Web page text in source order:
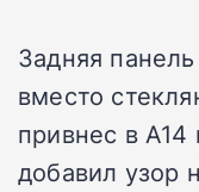
Задняя
вместо
привнес в
добавил узор